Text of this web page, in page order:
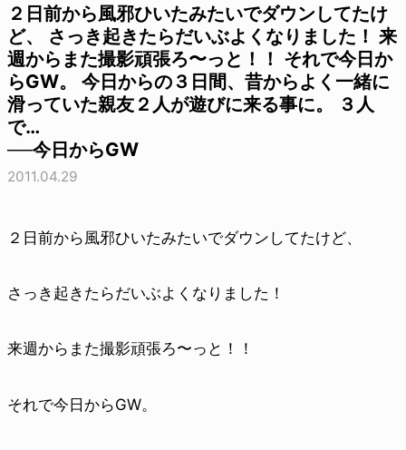
２日前から風邪ひいたみたいでダウンしてたけ
ど、 さっき起きたらだいぶよくなりました！ 来
週からまた撮影頑張ろ〜っと！！ それで今日か
らGW。 今日からの３日間、昔からよく一緒に
滑っていた親友２人が遊びに来る事に。 ３人
で…
──今日からGW
2011.04.29
２日前から風邪ひいたみたいでダウンしてたけど、
さっき起きたらだいぶよくなりました！
来週からまた撮影頑張ろ〜っと！！
それで今日からGW。